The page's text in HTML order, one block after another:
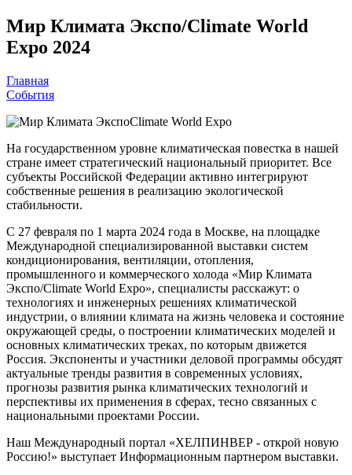
Мир Климата Экспо/Climate World
Expo 2024
Главная
События
На государственном уровне климатическая повестка в нашей
стране имеет стратегический национальный приоритет. Все
субъекты Российской Федерации активно интегрируют
собственные решения в реализацию экологической
стабильности.
С 27 февраля по 1 марта 2024 года в Москве, на площадке
Международной специализированной выставки систем
кондиционирования, вентиляции, отопления,
промышленного и коммерческого холода «Мир Климата
Экспо/Climate World Expo», специалисты расскажут: о
технологиях и инженерных решениях климатической
индустрии, о влиянии климата на жизнь человека и состояние
окружающей среды, о построении климатических моделей и
основных климатических треках, по которым движется
Россия. Экспоненты и участники деловой программы обсудят
актуальные тренды развития в современных условиях,
прогнозы развития рынка климатических технологий и
перспективы их применения в сферах, тесно связанных с
национальными проектами России.
Наш Международный портал «ХЕЛПИНВЕР - открой новую
Россию!» выступает Информационным партнером выставки.